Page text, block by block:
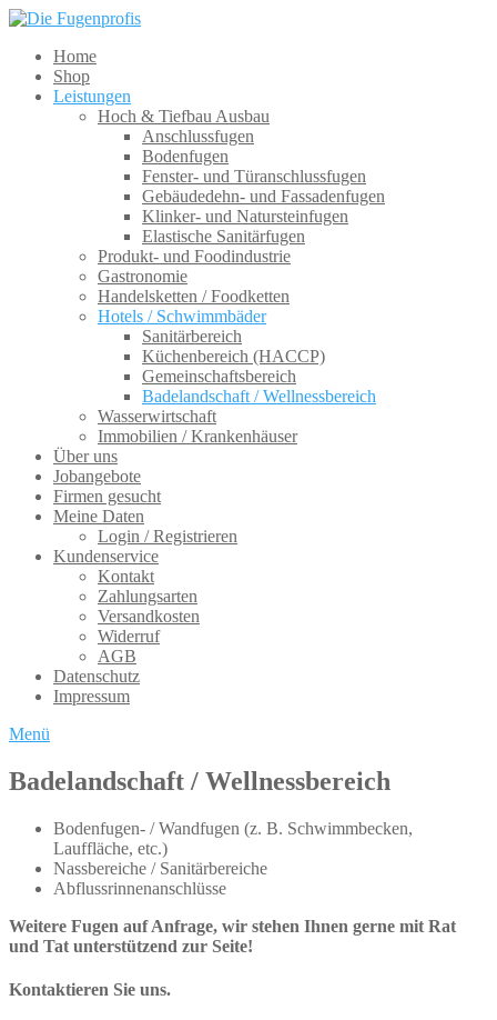
Home
Shop
Leistungen
Hoch & Tiefbau Ausbau
Anschlussfugen
Bodenfugen
Fenster- und Türanschlussfugen
Gebäudedehn- und Fassadenfugen
Klinker- und Natursteinfugen
Elastische Sanitärfugen
Produkt- und Foodindustrie
Gastronomie
Handelsketten / Foodketten
Hotels / Schwimmbäder
Sanitärbereich
Küchenbereich (HACCP)
Gemeinschaftsbereich
Badelandschaft / Wellnessbereich
Wasserwirtschaft
Immobilien / Krankenhäuser
Über uns
Jobangebote
Firmen gesucht
Meine Daten
Login / Registrieren
Kundenservice
Kontakt
Zahlungsarten
Versandkosten
Widerruf
AGB
Datenschutz
Impressum
Menü
Badelandschaft / Wellnessbereich
Bodenfugen- / Wandfugen (z. B. Schwimmbecken,
Lauffläche, etc.)
Nassbereiche / Sanitärbereiche
Abflussrinnenanschlüsse
Weitere Fugen auf Anfrage, wir stehen Ihnen gerne mit Rat
und Tat unterstützend zur Seite!
Kontaktieren Sie uns.